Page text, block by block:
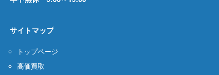
サイトマップ
トップページ
高価買取